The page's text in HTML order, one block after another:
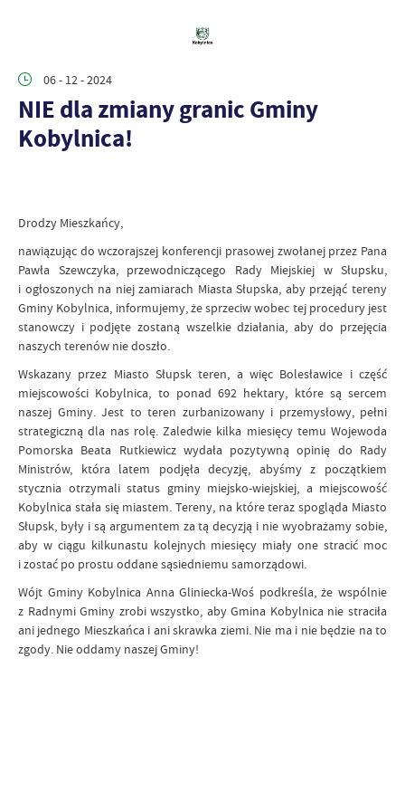
06 - 12 - 2024
NIE dla zmiany granic Gminy
Kobylnica!
Drodzy Mieszkańcy,
nawiązując do wczorajszej konferencji prasowej zwołanej przez Pana
Pawła Szewczyka, przewodniczącego Rady Miejskiej w Słupsku,
i ogłoszonych na niej zamiarach Miasta Słupska, aby przejąć tereny
Gminy Kobylnica, informujemy, że sprzeciw wobec tej procedury jest
stanowczy i podjęte zostaną wszelkie działania, aby do przejęcia
naszych terenów nie doszło.
Wskazany przez Miasto Słupsk teren, a więc Bolesławice i część
miejscowości Kobylnica, to ponad 692 hektary, które są sercem
naszej Gminy. Jest to teren zurbanizowany i przemysłowy, pełni
strategiczną dla nas rolę. Zaledwie kilka miesięcy temu Wojewoda
Pomorska Beata Rutkiewicz wydała pozytywną opinię do Rady
Ministrów, która latem podjęła decyzję, abyśmy z początkiem
stycznia otrzymali status gminy miejsko-wiejskiej, a miejscowość
Kobylnica stała się miastem. Tereny, na które teraz spogląda Miasto
Słupsk, były i są argumentem za tą decyzją i nie wyobrażamy sobie,
aby w ciągu kilkunastu kolejnych miesięcy miały one stracić moc
i zostać po prostu oddane sąsiedniemu samorządowi.
Wójt Gminy Kobylnica Anna Gliniecka-Woś podkreśla, że wspólnie
z Radnymi Gminy zrobi wszystko, aby Gmina Kobylnica nie straciła
ani jednego Mieszkańca i ani skrawka ziemi. Nie ma i nie będzie na to
zgody. Nie oddamy naszej Gminy!